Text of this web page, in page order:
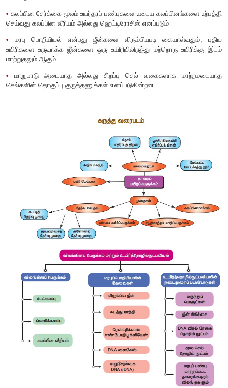
•அதிக மகசூல்,உயர்ந்த தரம்,நோய் எதிர்ப்புத் திறன் மற்றும்
காலம் போன்ற பண்புகளைக் கொண்ட மேம்படுத்தப்பட்ட
உருவாக்குவதே பயிர் மேம்பாடு ஆகும்.
•ஒரே இனத்தைச் சேர்ந்த விலங்குகளுக்கு இடையே நடைபெறக்
உட்கலப்பு எனப்படும். தொடர்பற்ற உயிரினங்களை கலப்பு
எனப்படும்.
செய்வது கலப்பின வீரியம் அல்லது ஹெட்டிரோசிஸ் எனப்படும்
மரபு பொறியியல் என்பது ஜீன்களை விரும்பியபடி
உயிரிகளை உருவாக்க ஜீன்களை ஒரு உயிரியிலிருந்து மற்றொரு
மாறுபாடு அடையாத அல்லது சிறப்பு செல் வகைகளாக
செல்களின் தொகுப்பு குருத்தணுக்கள் எனப்படுகின்றன.